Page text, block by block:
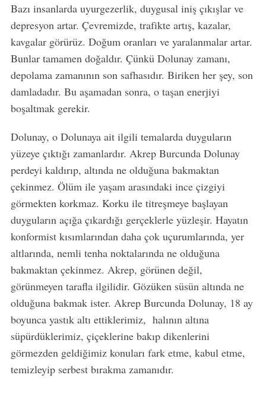
Bazı insanlarda uyurgezerlik, duygusal iniş çıkışlar ve
depresyon artar. Çevremizde, trafikte artış, kazalar,
kavgalar görürüz. Doğum oranları ve yaralanmalar artar.
Bunlar tamamen doğaldır. Çünkü Dolunay zamanı,
depolama zamanının son safhasıdır. Biriken her şey, son
damladadır. Bu aşamadan sonra, o taşan enerjiyi
boşaltmak gerekir.
Dolunay, o Dolunaya ait ilgili temalarda duyguların
yüzeye çıktığı zamanlardır. Akrep Burcunda Dolunay
perdeyi kaldırıp, altında ne olduğuna bakmaktan
çekinmez. Ölüm ile yaşam arasındaki ince çizgiyi
görmekten korkmaz. Korku ile titreşmeye başlayan
duyguların açığa çıkardığı gerçeklerle yüzleşir. Hayatın
konformist kısımlarından daha çok uçurumlarında, yer
altlarında, nemli tenha noktalarında ne olduğuna
bakmaktan çekinmez. Akrep, görünen değil,
görünmeyen tarafla ilgilidir. Gözüken süsün altında ne
olduğuna bakmak ister. Akrep Burcunda Dolunay, 18 ay
boyunca yastık altı ettiklerimiz, halının altına
süpürdüklerimiz, çiçeklerine bakıp dikenlerini
görmezden geldiğimiz konuları fark etme, kabul etme,
temizleyip serbest bırakma zamanıdır.
: